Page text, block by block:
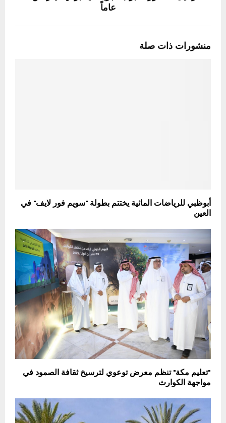
عاماً
منشورات ذات صلة
أبوظبي للرياضات المائية يختتم بطولة "سويم فور لايف" في
العين
"تعليم مكة" تنظم معرض توعوي لترسيخ ثقافة الصمود في
مواجهة الكوارث